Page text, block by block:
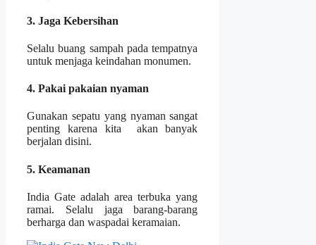
3. Jaga Kebersihan
Selalu buang sampah pada tempatnya
untuk menjaga keindahan monumen.
4. Pakai pakaian nyaman
Gunakan sepatu yang nyaman sangat
penting karena kita akan banyak
berjalan disini.
5. Keamanan
India Gate adalah area terbuka yang
ramai. Selalu jaga barang-barang
berharga dan waspadai keramaian.